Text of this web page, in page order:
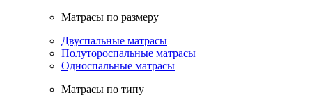
Матрасы по размеру
Двуспальные матрасы
Полутороспальные матрасы
Односпальные матрасы
Матрасы по типу